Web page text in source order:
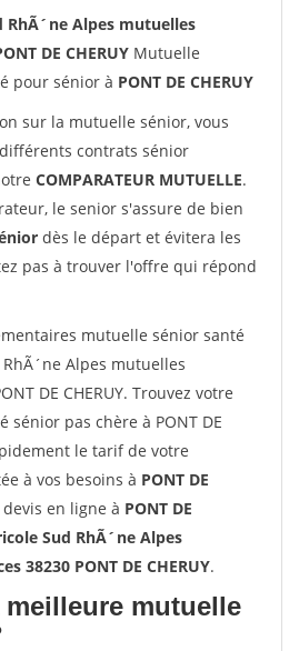
Alpes mutuelles
DE CHERUY Mutuelle
pour sénior à PONT DE CHERUY
sur la mutuelle sénior, vous
contrats sénior
COMPARATEUR MUTUELLE.
le senior s'assure de bien
dès le départ et évitera les
pas à trouver l'offre qui répond
mutuelle sénior santé
Alpes mutuelles
DE CHERUY. Trouvez votre
sénior pas chère à PONT DE
le tarif de votre
à vos besoins à PONT DE
en ligne à PONT DE
Sud RhÃ´ne Alpes
38230 PONT DE CHERUY.
meilleure mutuelle